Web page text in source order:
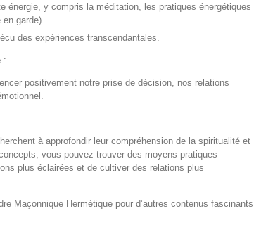
énergie, y compris la méditation, les pratiques énergétiques
garde).
des expériences transcendantales.
:
positivement notre prise de décision, nos relations
à approfondir leur compréhension de la spiritualité et
vous pouvez trouver des moyens pratiques
plus éclairées et de cultiver des relations plus
Maçonnique Hermétique pour d’autres contenus fascinants